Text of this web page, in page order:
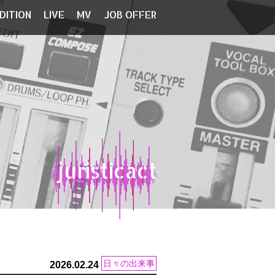
LIVE MV JOB OFFER
juristicact
2026.02.24 日々の出来事